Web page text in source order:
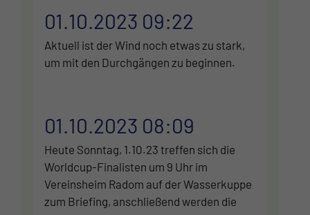
01.10.2023 09:22
Aktuell ist der Wind noch etwas zu stark,
um mit den Durchgängen zu beginnen.
01.10.2023 08:09
Heute Sonntag, 1.10.23 treffen sich die
Worldcup-Finalisten um 9 Uhr im
Vereinsheim Radom auf der Wasserkuppe
zum Briefing, anschließend werden die